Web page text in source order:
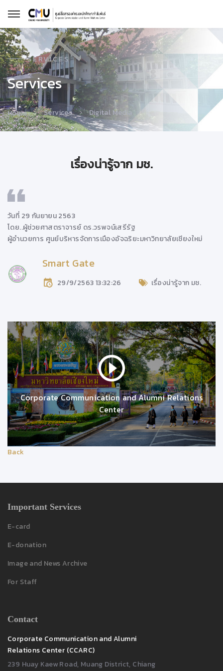
SERVICES
Services
Home Services Digital Media
เรื่องน่ารู้จาก มช.
วันที่ 29 กันยายน 2563
โดย..ผู้ช่วยศาสตราจารย์ ดร.วรพจน์เสรีรัฐ
ผู้อำนวยการ ศูนย์บริหารจัดการเมืองอัจฉริยะมหาวิทยาลัยเชียงใหม่
Smart Gate
29/9/2563 13:32:26 เรื่องน่ารู้จาก มช.
Corporate Communication and Alumni Relations
Center
Back
Important Services
E-card
E-donation
Image and News Archive
For Staff
Contact
Corporate Communication and Alumni
Relations Center (CCARC)
239 Huay Kaew Road, Muang District, Chiang